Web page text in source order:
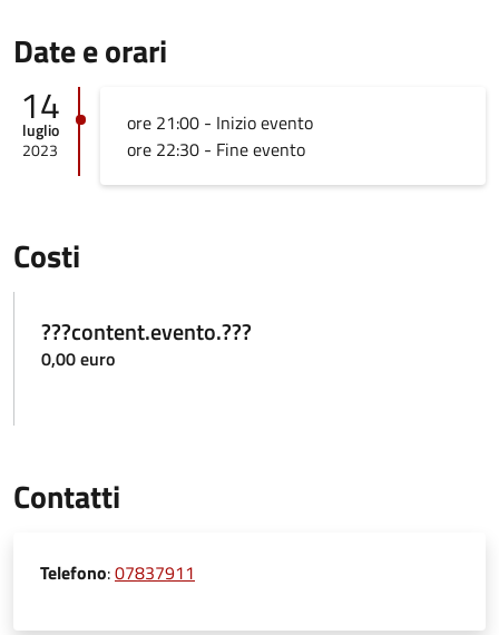
Date e orari
14
luglio
2023
ore 21:00 - Inizio evento
ore 22:30 - Fine evento
Costi
???content.evento.???
0,00 euro
Contatti
Telefono:07837911